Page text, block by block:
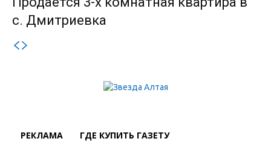
с. Дмитриевка
РЕКЛАМА ГДЕ КУПИТЬ ГАЗЕТУ